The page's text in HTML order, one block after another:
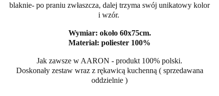
blaknie- po praniu zwłaszcza, dalej trzyma swój unikatowy kolor
i wzór.
Wymiar: około 60x75cm.
Materiał: poliester 100%
Jak zawsze w AARON - produkt 100% polski.
Doskonały zestaw wraz z rękawicą kuchenną ( sprzedawana
oddzielnie )